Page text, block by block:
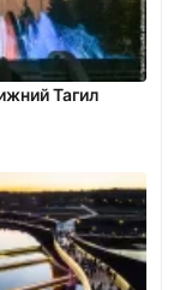
Тагил